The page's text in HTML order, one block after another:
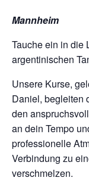
Mannheim
Tauche ein in die
argentinischen
Unsere Kurse,
Daniel, begleiten
den
an dein Tempo
professionelle
Verbindung zu
verschmelzen.